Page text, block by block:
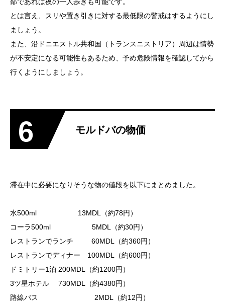
とは言え、スリや置き引きに対する最低限の警戒はするようにし
ましょう。
また、沿ドニエストル共和国（トランスニストリア）周辺は情勢
が不安定になる可能性もあるため、予め危険情報を確認してから
行くようにしましょう。
6 モルドバの物価
滞在中に必要になりそうな物の値段を以下にまとめました。
水500ml 13MDL（約78円）
コーラ500ml 5MDL（約30円）
レストランでランチ 60MDL（約360円）
レストランでディナー 100MDL（約600円）
ドミトリー1泊 200MDL（約1200円）
3ツ星ホテル 730MDL（約4380円）
路線バス 2MDL（約12円）